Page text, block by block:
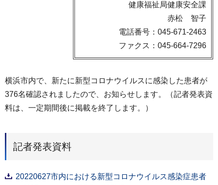
健康福祉局健康安全課
赤松 智子
電話番号：045-671-2463
ファクス：045-664-7296
横浜市内で、新たに新型コロナウイルスに感染した患者が
376名確認されましたので、お知らせします。（記者発表資
料は、一定期間後に掲載を終了します。）
記者発表資料
20220627市内における新型コロナウイルス感染症患者